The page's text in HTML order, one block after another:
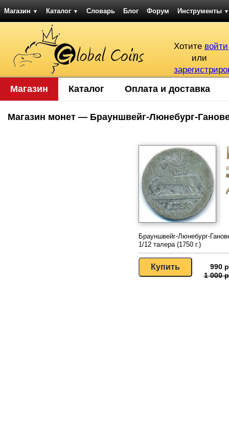
Магазин ▼ Каталог ▼ Словарь Блог Форум Инструменты ▼
Хотите
или
Магазин Каталог Оплата и доставка
Магазин монет — Брауншвейг-Люнебург-
Брауншвейг-Люнебург-
1/12 талера (1750 г.)
990
1 000